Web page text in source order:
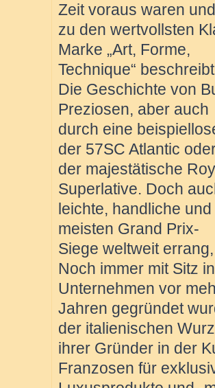
Zeit voraus waren
zu den wertvollsten
Marke „Art, Forme,
Technique“
Die Geschichte von
Preziosen, aber auch
durch eine
der 57SC Atlantic
der majestätische
Superlative. Doch
leichte, handliche
meisten Grand Prix-
Siege weltweit
Noch immer mit Sitz
Unternehmen vor
Jahren gegründet
der italienischen
ihrer Gründer in der
Franzosen für